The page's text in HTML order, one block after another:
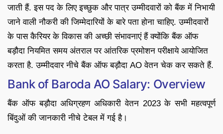
जाती हैं. इस पद के लिए इच्छुक और पात्र उम्मीदवारों को बैंक में निभायी
जाने वाली नौकरी की जिम्मेदारियों के बारे पता होना चाहिए. उम्मीदवारों
के पास कैरियर के विकास की अच्छी संभावनाएं हैं क्योंकि बैंक ऑफ
बड़ौदा नियमित समय अंतराल पर आंतरिक प्रमोशन परीक्षाये आयोजित
करता है. उम्मीदवार नीचे बैंक ऑफ बड़ौदा AO वेतन चेक कर सकते हैं.
Bank of Baroda AO Salary: Overview
बैंक ऑफ बड़ौदा अधिग्रहण अधिकारी वेतन 2023 के सभी महत्वपूर्ण
बिंदुओं की जानकारी नीचे टेबल में गई है।